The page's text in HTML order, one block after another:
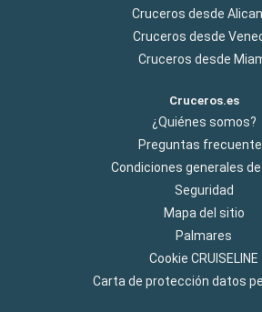
Cruceros desde
Cruceros desde
Cruceros desde
Cruceros.es
¿Quiénes somos?
Preguntas
Condiciones generales
Seguridad
Mapa del sitio
Palmares
Cookie CRUISELINE
Carta de protección datos